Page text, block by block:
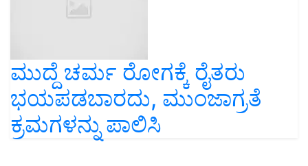
ಮುದ್ದೆ ಚರ್ಮ ರೋಗಕ್ಕೆ ರೈತರು
ಭಯಪಡಬಾರದು, ಮುಂಜಾಗ್ರತೆ
ಕ್ರಮಗಳನ್ನು ಪಾಲಿಸಿ